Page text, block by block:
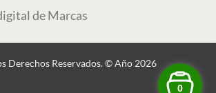
de Marcas
Derechos Reservados. © Año 2026
0